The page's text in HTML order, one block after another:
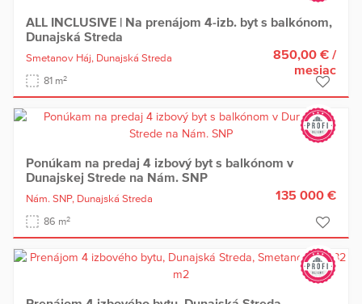
ALL INCLUSIVE | Na prenájom 4-izb. byt s balkónom,
Dunajská Streda
Smetanov Háj, Dunajská Streda
81 m2
850,00 € /
mesiac
Ponúkam na predaj 4 izbový byt s balkónom v
Dunajskej Strede na Nám. SNP
Nám. SNP, Dunajská Streda
86 m2
135 000 €